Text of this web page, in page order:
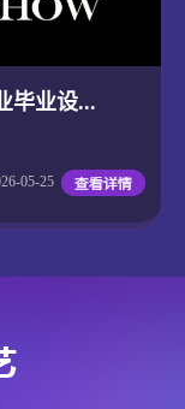
毕业设...
05-25